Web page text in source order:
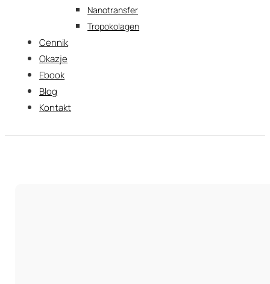
Nanotransfer
Tropokolagen
Cennik
Okazje
Ebook
Blog
Kontakt